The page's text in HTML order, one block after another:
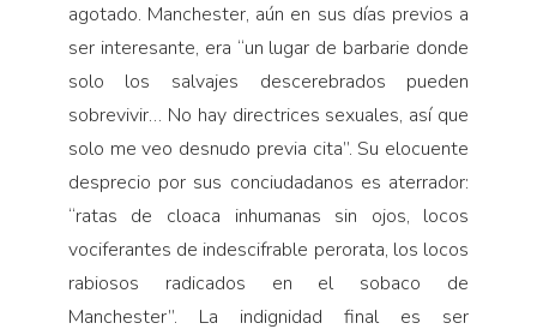
agotado. Manchester, aún en sus días previos a
ser interesante, era “un lugar de barbarie donde
solo los salvajes descerebrados pueden
sobrevivir… No hay directrices sexuales, así que
solo me veo desnudo previa cita”. Su elocuente
desprecio por sus conciudadanos es aterrador:
“ratas de cloaca inhumanas sin ojos, locos
vociferantes de indescifrable perorata, los locos
rabiosos radicados en el sobaco de
Manchester”. La indignidad final es ser